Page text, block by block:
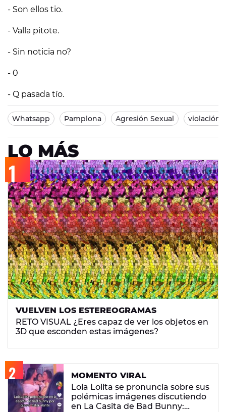
- Son ellos tio.
- Valla pitote.
- Sin noticia no?
- 0
- Q pasada tío.
Whatsapp Pamplona Agresión Sexual violación
LO MÁS
VUELVEN LOS ESTEREOGRAMAS
RETO VISUAL ¿Eres capaz de ver los objetos en
3D que esconden estas imágenes?
MOMENTO VIRAL
Lola Lolita se pronuncia sobre sus
polémicas imágenes discutiendo
en La Casita de Bad Bunny: